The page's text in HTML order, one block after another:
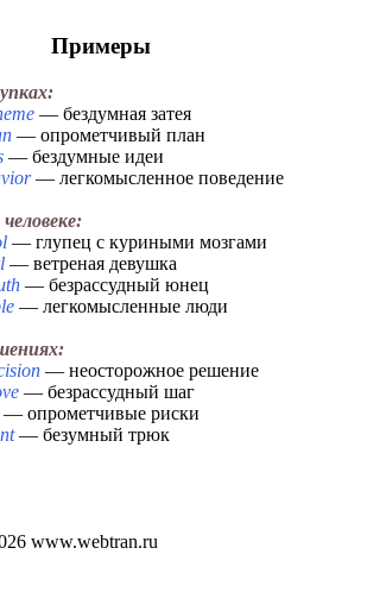
Примеры
— бездумная затея
— опрометчивый план
— бездумные идеи
— легкомысленное поведение
— глупец с куриными мозгами
— ветреная девушка
— безрассудный юнец
— легкомысленные люди
— неосторожное решение
— безрассудный шаг
— опрометчивые риски
— безумный трюк
www.webtran.ru